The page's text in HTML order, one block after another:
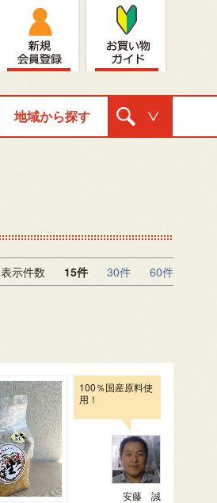
地域から探す
表示件数 15件 30件 60件
100％国産原料使
用！
安藤 誠